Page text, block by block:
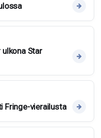
Star
Fringe-vierailusta